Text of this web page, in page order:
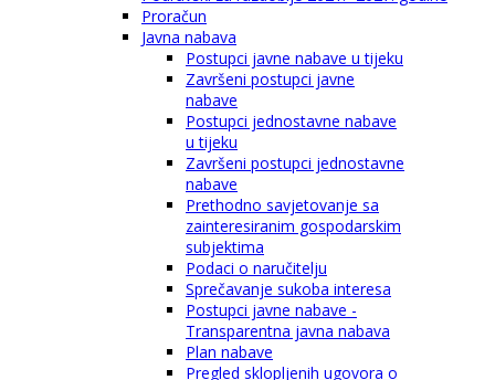
Proračun
Javna nabava
Postupci javne nabave u tijeku
Završeni postupci javne
nabave
Postupci jednostavne nabave
u tijeku
Završeni postupci jednostavne
nabave
Prethodno savjetovanje sa
zainteresiranim gospodarskim
subjektima
Podaci o naručitelju
Sprečavanje sukoba interesa
Postupci javne nabave -
Transparentna javna nabava
Plan nabave
Pregled sklopljenih ugovora o